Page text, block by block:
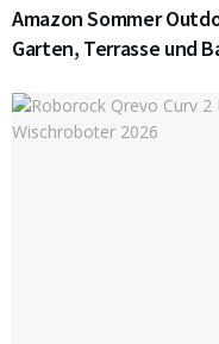
Amazon Sommer
Garten, Terrasse und